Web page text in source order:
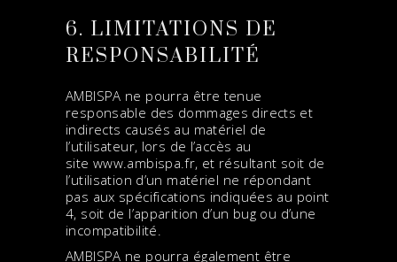
6. LIMITATIONS DE
RESPONSABILITÉ
AMBISPA ne pourra être tenue
responsable des dommages directs et
indirects causés au matériel de
l’utilisateur, lors de l’accès au
site www.ambispa.fr, et résultant soit de
l’utilisation d’un matériel ne répondant
pas aux spécifications indiquées au point
4, soit de l’apparition d’un bug ou d’une
incompatibilité.
AMBISPA ne pourra également être